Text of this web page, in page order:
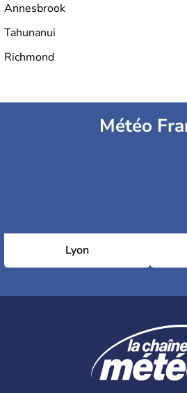
Annesbrook
Tahunanui
Richmond
Météo
Lyon